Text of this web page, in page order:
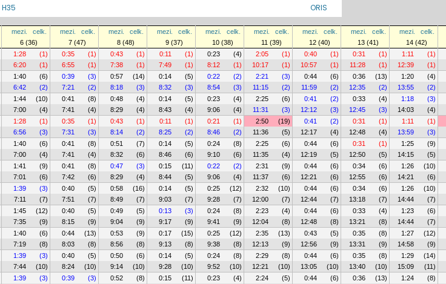
H35 ORIS
mezi. celk. mezi. celk. mezi. celk. mezi. celk. mezi. celk. mezi. celk. mezi. celk. mezi. celk. mezi.
celk.
6 (36) 7 (47) 8 (48) 9 (37) 10 (38) 11 (39) 12 (40) 13 (41)
14 (42)
1:28 (1) 0:35 (1) 0:43 (1) 0:11 (1) 0:23 (4) 2:05 (1) 0:40 (1) 0:31 (1) 1:11
(1)
6:20 (1) 6:55 (1) 7:38 (1) 7:49 (1) 8:12 (1) 10:17 (1) 10:57 (1) 11:28 (1) 12:39
(1)
1:40 (6) 0:39 (3) 0:57 (14) 0:14 (5) 0:22 (2) 2:21 (3) 0:44 (6) 0:36 (13) 1:20
(4)
6:42 (2) 7:21 (2) 8:18 (3) 8:32 (3) 8:54 (3) 11:15 (2) 11:59 (2) 12:35 (2) 13:55
(2)
1:44 (10) 0:41 (8) 0:48 (4) 0:14 (5) 0:23 (4) 2:25 (6) 0:41 (2) 0:33 (4) 1:18
(3)
7:00 (4) 7:41 (4) 8:29 (4) 8:43 (4) 9:06 (4) 11:31 (3) 12:12 (3) 12:45 (3) 14:03
(4)
1:28 (1) 0:35 (1) 0:43 (1) 0:11 (1) 0:21 (1) 2:50 (19) 0:41 (2) 0:31 (1) 1:11
(1)
6:56 (3) 7:31 (3) 8:14 (2) 8:25 (2) 8:46 (2) 11:36 (5) 12:17 (4) 12:48 (4) 13:59
(3)
1:40 (6) 0:41 (8) 0:51 (7) 0:14 (5) 0:24 (8) 2:25 (6) 0:44 (6) 0:31 (1) 1:25
(9)
7:00 (4) 7:41 (4) 8:32 (6) 8:46 (6) 9:10 (6) 11:35 (4) 12:19 (5) 12:50 (5) 14:15
(5)
1:41 (9) 0:41 (8) 0:47 (3) 0:15 (11) 0:22 (2) 2:31 (9) 0:44 (6) 0:34 (6) 1:26
(10)
7:01 (6) 7:42 (6) 8:29 (4) 8:44 (5) 9:06 (4) 11:37 (6) 12:21 (6) 12:55 (6) 14:21
(6)
1:39 (3) 0:40 (5) 0:58 (16) 0:14 (5) 0:25 (12) 2:32 (10) 0:44 (6) 0:34 (6) 1:26
(10)
7:11 (7) 7:51 (7) 8:49 (7) 9:03 (7) 9:28 (7) 12:00 (7) 12:44 (7) 13:18 (7) 14:44
(7)
1:45 (12) 0:40 (5) 0:49 (5) 0:13 (3) 0:24 (8) 2:23 (4) 0:44 (6) 0:33 (4) 1:23
(6)
7:35 (9) 8:15 (9) 9:04 (9) 9:17 (9) 9:41 (9) 12:04 (8) 12:48 (8) 13:21 (8) 14:44
(7)
1:40 (6) 0:44 (13) 0:53 (9) 0:17 (15) 0:25 (12) 2:35 (13) 0:43 (5) 0:35 (8) 1:27
(12)
7:19 (8) 8:03 (8) 8:56 (8) 9:13 (8) 9:38 (8) 12:13 (9) 12:56 (9) 13:31 (9) 14:58
(9)
1:39 (3) 0:40 (5) 0:50 (6) 0:14 (5) 0:24 (8) 2:29 (8) 0:44 (6) 0:35 (8) 1:29
(14)
7:44 (10) 8:24 (10) 9:14 (10) 9:28 (10) 9:52 (10) 12:21 (10) 13:05 (10) 13:40 (10) 15:09
(11)
1:39 (3) 0:39 (3) 0:52 (8) 0:15 (11) 0:23 (4) 2:24 (5) 0:44 (6) 0:36 (13) 1:24
(8)